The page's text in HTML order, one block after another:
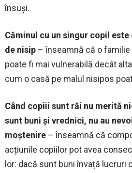
însuși.
Căminul cu un singur copil este
de nisip – înseamnă că o familie
poate fi mai vulnerabilă decât
cum o casă pe malul nisipos
Când copiii sunt răi nu merită
sunt buni și vrednici, nu au
moștenire – înseamnă că
acțiunile copiilor pot avea
lor: dacă sunt buni învață lucruri